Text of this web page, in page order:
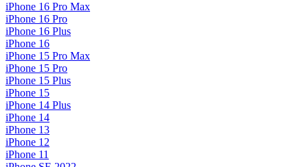
iPhone 16 Pro Max
iPhone 16 Pro
iPhone 16 Plus
iPhone 16
iPhone 15 Pro Max
iPhone 15 Pro
iPhone 15 Plus
iPhone 15
iPhone 14 Plus
iPhone 14
iPhone 13
iPhone 12
iPhone 11